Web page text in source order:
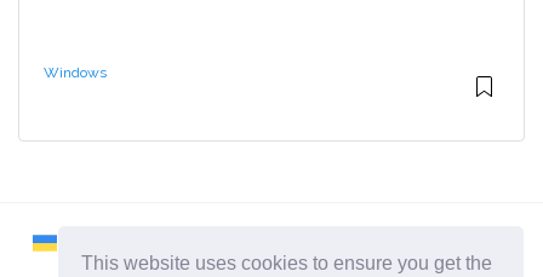
This website uses cookies to ensure you get the
Windows